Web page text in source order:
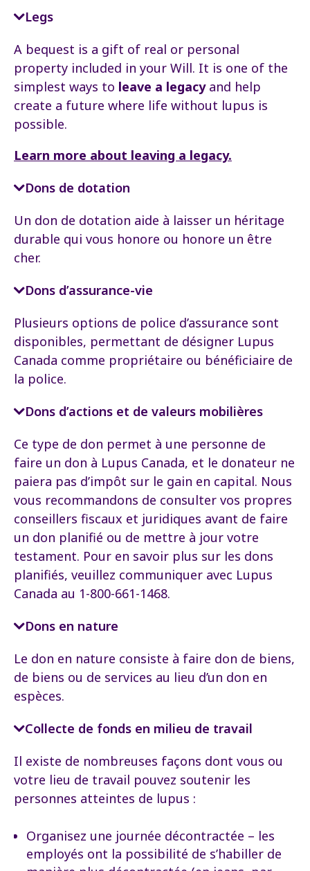
Legs
A bequest is a gift of real or personal
property included in your Will. It is one of the
simplest ways to leave a legacyand help
create a future where life without lupus is
possible.
Learn more about leaving a legacy.
Dons de dotation
Un don de dotation aide à laisser un héritage
durable qui vous honore ou honore un être
cher.
Dons d’assurance-vie
Plusieurs options de police d’assurance sont
disponibles, permettant de désigner Lupus
Canada comme propriétaire ou bénéficiaire de
la police.
Dons d’actions et de valeurs mobilières
Ce type de don permet à une personne de
faire un don à Lupus Canada, et le donateur ne
paiera pas d’impôt sur le gain en capital. Nous
vous recommandons de consulter vos propres
conseillers fiscaux et juridiques avant de faire
un don planifié ou de mettre à jour votre
testament. Pour en savoir plus sur les dons
planifiés, veuillez communiquer avec Lupus
Canada au 1-800-661-1468.
Dons en nature
Le don en nature consiste à faire don de biens,
de biens ou de services au lieu d’un don en
espèces.
Collecte de fonds en milieu de travail
Il existe de nombreuses façons dont vous ou
votre lieu de travail pouvez soutenir les
personnes atteintes de lupus :
Organisez une journée décontractée – les
employés ont la possibilité de s’habiller de